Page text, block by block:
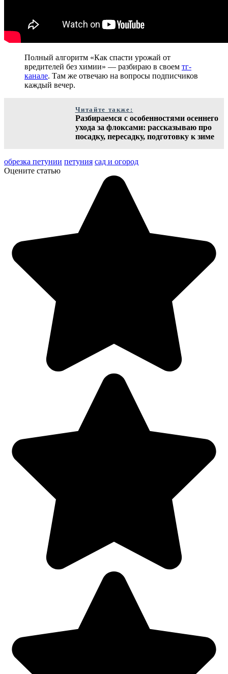
Полный алгоритм «Как спасти урожай от
вредителей без химии» — разбираю в своем тг-
канале. Там же отвечаю на вопросы подписчиков
каждый вечер.
Читайте также:
Разбираемся с особенностями осеннего
ухода за флоксами: рассказываю про
посадку, пересадку, подготовку к зиме
обрезка петунии петуния сад и огород
Оцените статью